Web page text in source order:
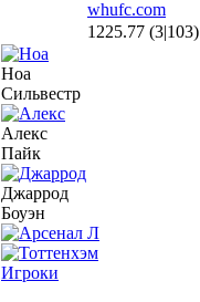
whufc.com
1225.77 (3|103)
Ноа
Сильвестр
Алекс
Пайк
Джаррод
Боуэн
Игроки